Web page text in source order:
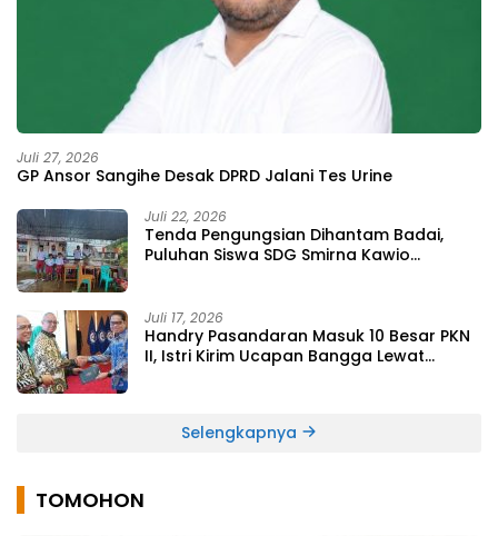
Juli 27, 2026
GP Ansor Sangihe Desak DPRD Jalani Tes Urine
Juli 22, 2026
Tenda Pengungsian Dihantam Badai,
Puluhan Siswa SDG Smirna Kawio
Juli 17, 2026
Handry Pasandaran Masuk 10 Besar PKN
II, Istri Kirim Ucapan Bangga Lewat
Selengkapnya
TOMOHON